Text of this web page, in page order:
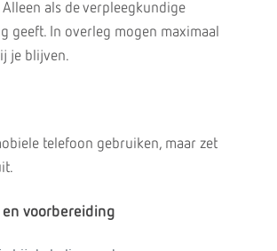
Alleen als de verpleegkundige
geeft. In overleg mogen maximaal
je blijven.
telefoon gebruiken, maar zet
voorbereiding